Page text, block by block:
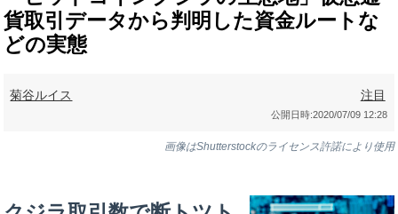
貨取引データから判明した資金ルートな
どの実態
菊谷ルイス 注目
公開日時:2020/07/09 12:28
画像はShutterstockのライセンス許諾により使用